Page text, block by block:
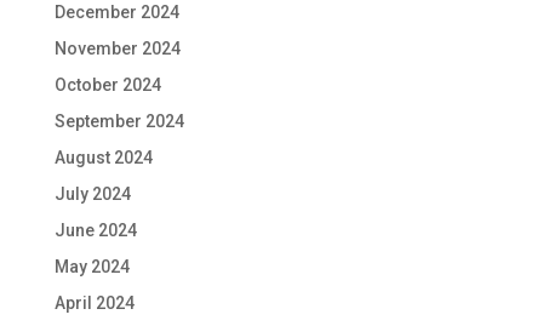
December 2024
November 2024
October 2024
September 2024
August 2024
July 2024
June 2024
May 2024
April 2024